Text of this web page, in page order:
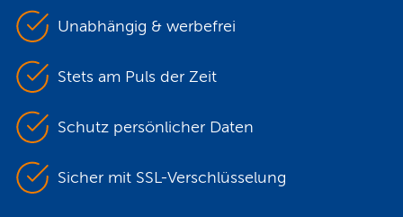
Unabhängig & werbefrei
Stets am Puls der Zeit
Schutz persönlicher Daten
Sicher mit SSL-Verschlüsselung